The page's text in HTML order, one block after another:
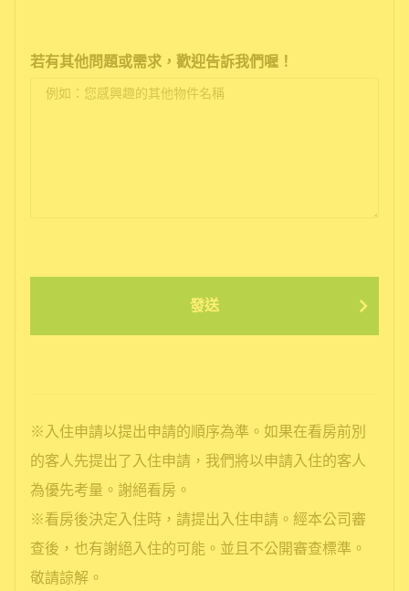
若有其他問題或需求，歡迎告訴我們喔！
發送
※入住申請以提出申請的順序為準。如果在看房前別
的客人先提出了入住申請，我們將以申請入住的客人
為優先考量。謝絕看房。
※看房後決定入住時，請提出入住申請。經本公司審
查後，也有謝絕入住的可能。並且不公開審查標準。
敬請諒解。